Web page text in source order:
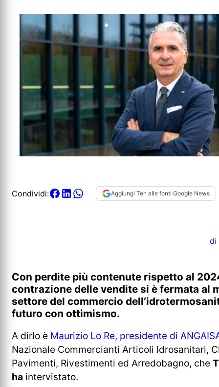
Condividi: Aggiungi Ten alle fonti Google News
di
Con perdite più contenute rispetto al
contrazione delle vendite si è fermata al
settore del commercio
futuro con ottimismo.
A dirlo è Maurizio Lo Re, presidente di
Nazionale Commercianti Articoli Idrosanitari,
Pavimenti, Rivestimenti ed Arredobagno, che
ha intervistato.